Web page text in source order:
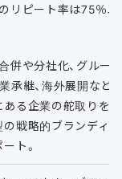
リピート率は75％以
併や分社化、グルー
承継、海外展開など
ある企業の舵取りを
の戦略的ブランディ
ト。